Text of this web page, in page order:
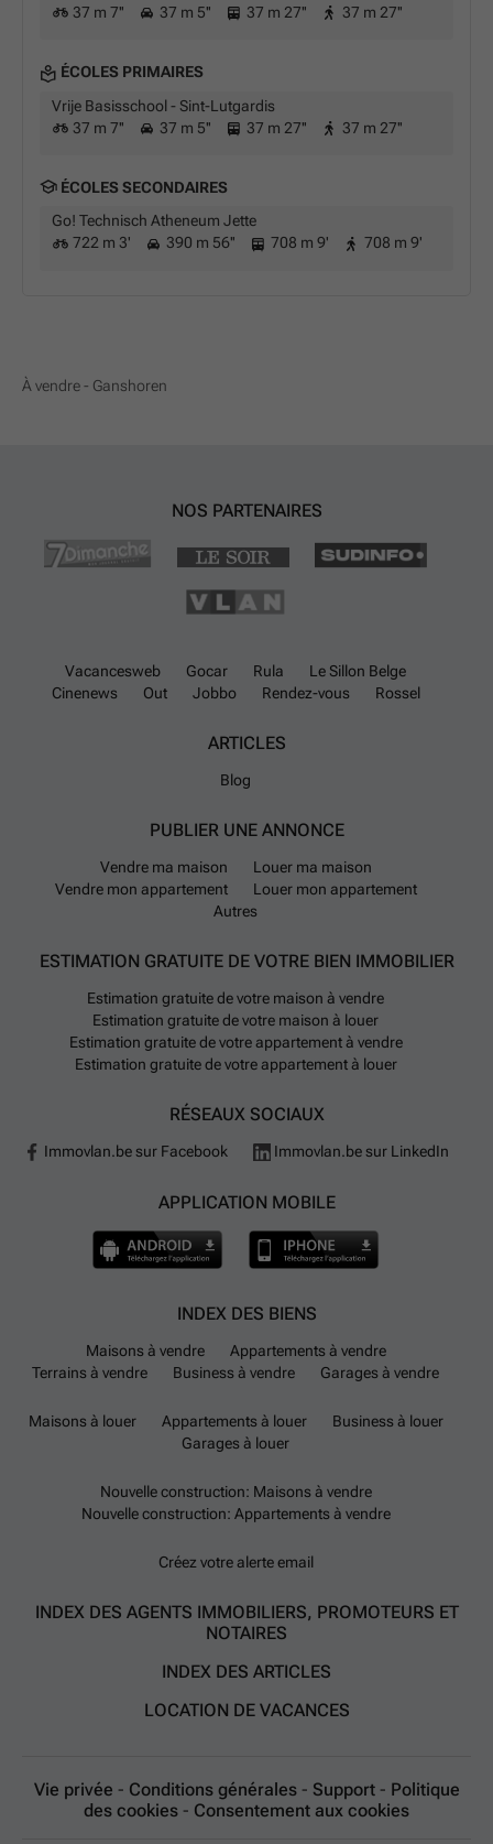
37 m 7''
37 m 5'' 37 m 27'' 37 m 27''
ÉCOLES PRIMAIRES
Vrije Basisschool - Sint-Lutgardis
37 m 7''
37 m 5'' 37 m 27'' 37 m 27''
ÉCOLES SECONDAIRES
Go! Technisch Atheneum Jette
722 m 3'
390 m 56'' 708 m 9' 708 m 9'
À vendre - Ganshoren
NOS PARTENAIRES
Vacancesweb Gocar Rula
Le Sillon Belge
Cinenews
Out Jobbo Rendez-vous Rossel
ARTICLES
Blog
PUBLIER UNE ANNONCE
Vendre ma maison
Louer ma maison
Vendre mon appartement
Louer mon appartement
Autres
ESTIMATION GRATUITE DE VOTRE BIEN IMMOBILIER
Estimation gratuite de votre maison à vendre
Estimation gratuite de votre maison à louer
Estimation gratuite de votre appartement à vendre
Estimation gratuite de votre appartement à louer
RÉSEAUX SOCIAUX
Immovlan.be sur Facebook Immovlan.be sur LinkedIn
APPLICATION MOBILE
INDEX DES BIENS
Maisons à vendre
Appartements à vendre
Terrains à vendre
Business à vendre Garages à vendre
Maisons à louer Appartements à louer
Business à louer
Garages à louer
Nouvelle construction: Maisons à vendre
Nouvelle construction: Appartements à vendre
Créez votre alerte email
INDEX DES AGENTS IMMOBILIERS, PROMOTEURS ET
NOTAIRES
INDEX DES ARTICLES
LOCATION DE VACANCES
Vie privée - Conditions générales - Support - Politique
des cookies - Consentement aux cookies